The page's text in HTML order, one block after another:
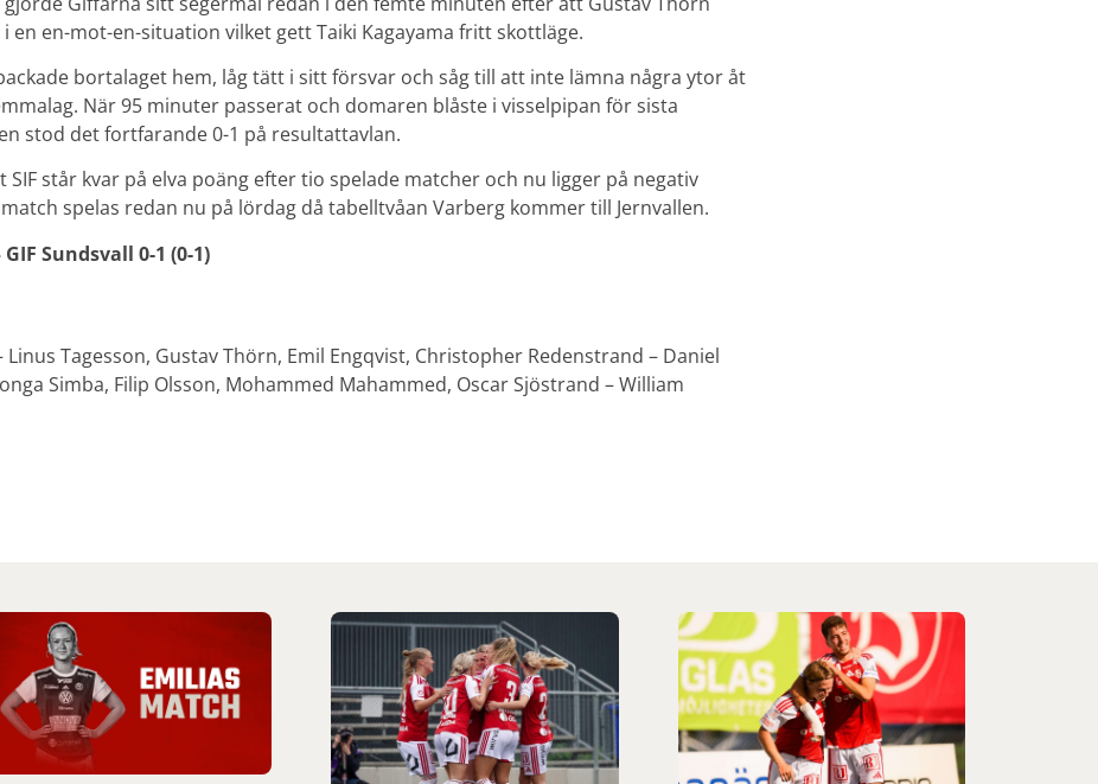
en en-mot-en-situation vilket gett Taiki Kagayama fritt skottläge.
bortalaget hem, låg tätt i sitt försvar och såg till att inte lämna några ytor åt
När 95 minuter passerat och domaren blåste i visselpipan för sista
stod det fortfarande 0-1 på resultattavlan.
SIF står kvar på elva poäng efter tio spelade matcher och nu ligger på negativ
spelas redan nu på lördag då tabelltvåan Varberg kommer till Jernvallen.
Sundsvall 0-1 (0-1)
Linus Tagesson, Gustav Thörn, Emil Engqvist, Christopher Redenstrand – Daniel
Simba, Filip Olsson, Mohammed Mahammed, Oscar Sjöstrand – William